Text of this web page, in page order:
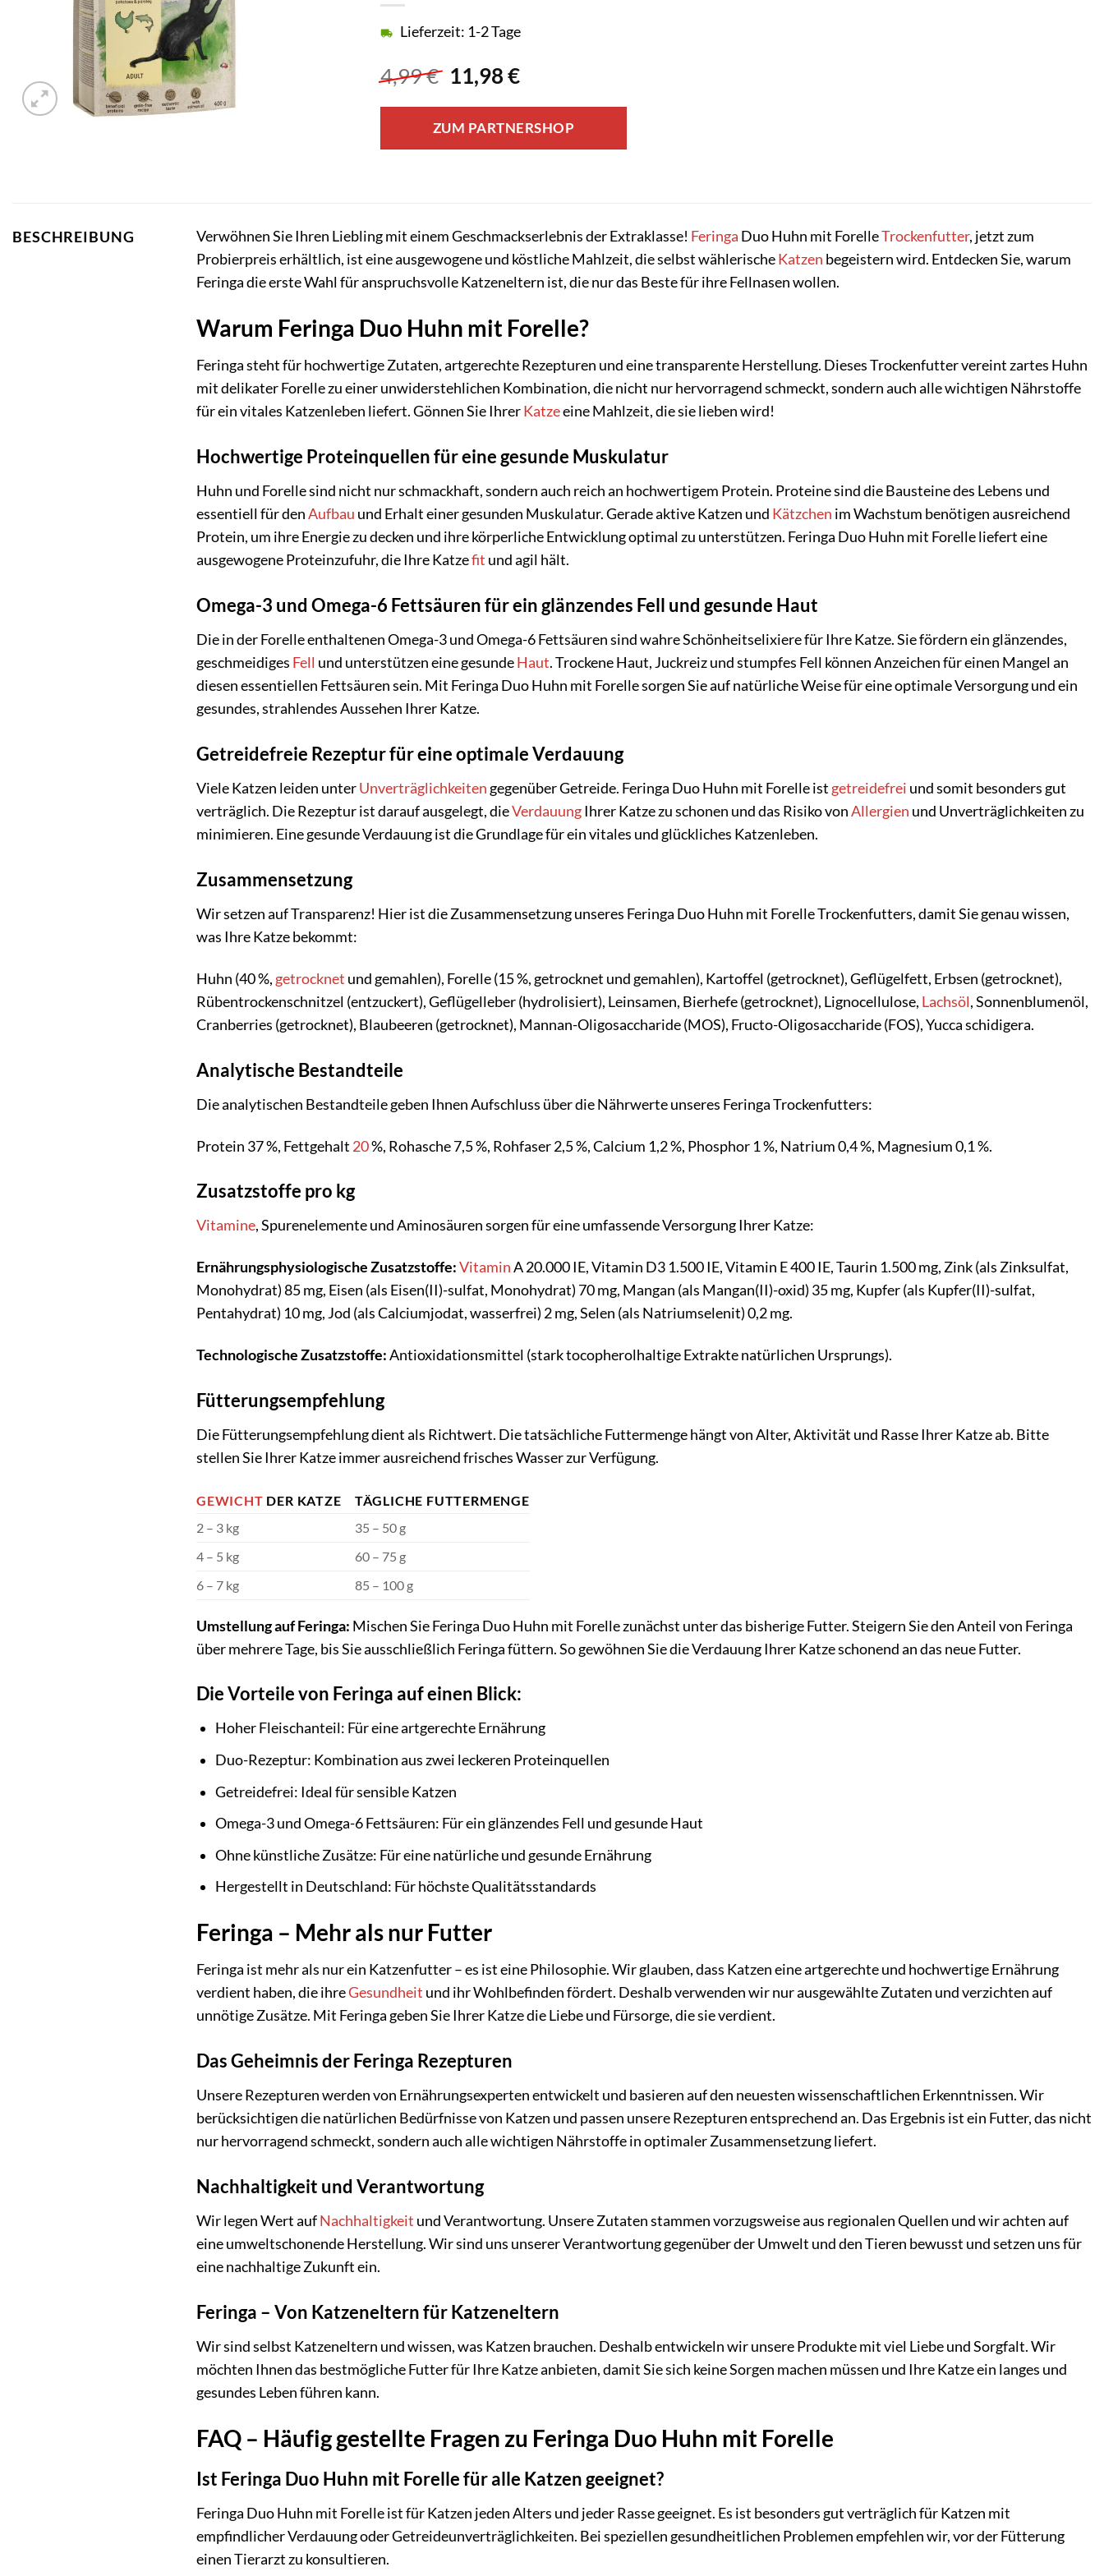
4,99€ Ursprünglicher
Preis
war:
4,99 €
11,98€Aktueller
ist:
11,98 €.
Lieferzeit: 1-2 Tage
ZUM PARTNERSHOP
BESCHREIBUNG Verwöhnen Sie Ihren Liebling mit einem Geschmackserlebnis der Extraklasse! Feringa Duo Huhn mit ForelleTrockenfutter, jetzt zum
Probierpreis erhältlich, ist eine ausgewogene und köstliche Mahlzeit, die selbst wählerischeKatzen begeistern wird. Entdecken Sie, warum
Feringa die erste Wahl für anspruchsvolle Katzeneltern ist, die nur das Beste für ihre Fellnasen wollen.
Warum Feringa Duo Huhn mit Forelle?
Feringa steht für hochwertige Zutaten, artgerechte Rezepturen und eine transparente Herstellung. Dieses Trockenfutter vereint zartes Huhn
mit delikater Forelle zu einer unwiderstehlichen Kombination, die nicht nur hervorragend schmeckt, sondern auch alle wichtigen Nährstoffe
für ein vitales Katzenleben liefert. Gönnen Sie IhrerKatzeeine Mahlzeit, die sie lieben wird!
Hochwertige Proteinquellen für eine gesunde Muskulatur
Huhn und Forelle sind nicht nur schmackhaft, sondern auch reich an hochwertigem Protein. Proteine sind die Bausteine des Lebens und
essentiell für denAufbau und Erhalt einer gesunden Muskulatur. Gerade aktive Katzen und Kätzchen im Wachstum benötigen ausreichend
Protein, um ihre Energie zu decken und ihre körperliche Entwicklung optimal zu unterstützen. Feringa Duo Huhn mit Forelle liefert eine
ausgewogene Proteinzufuhr, die Ihre Katzefit und agil hält.
Omega-3 und Omega-6 Fettsäuren für ein glänzendes Fell und gesunde Haut
Die in der Forelle enthaltenen Omega-3 und Omega-6 Fettsäuren sind wahre Schönheitselixiere für Ihre Katze. Sie fördern ein glänzendes,
geschmeidiges Fell und unterstützen eine gesundeHaut. Trockene Haut, Juckreiz und stumpfes Fell können Anzeichen für einen Mangel an
diesen essentiellen Fettsäuren sein. Mit Feringa Duo Huhn mit Forelle sorgen Sie auf natürliche Weise für eine optimale Versorgung und ein
gesundes, strahlendes Aussehen Ihrer Katze.
Getreidefreie Rezeptur für eine optimale Verdauung
Viele Katzen leiden unterUnverträglichkeiten gegenüber Getreide. Feringa Duo Huhn mit Forelle ist getreidefrei und somit besonders gut
verträglich. Die Rezeptur ist darauf ausgelegt, dieVerdauungIhrer Katze zu schonen und das Risiko vonAllergien und Unverträglichkeiten zu
minimieren. Eine gesunde Verdauung ist die Grundlage für ein vitales und glückliches Katzenleben.
Zusammensetzung
Wir setzen auf Transparenz! Hier ist die Zusammensetzung unseres Feringa Duo Huhn mit Forelle Trockenfutters, damit Sie genau wissen,
was Ihre Katze bekommt:
Huhn (40 %, getrocknet und gemahlen), Forelle (15 %, getrocknet und gemahlen), Kartoffel (getrocknet), Geflügelfett, Erbsen (getrocknet),
Rübentrockenschnitzel (entzuckert), Geflügelleber (hydrolisiert), Leinsamen, Bierhefe (getrocknet), Lignocellulose, Lachsöl, Sonnenblumenöl,
Cranberries (getrocknet), Blaubeeren (getrocknet), Mannan-Oligosaccharide (MOS), Fructo-Oligosaccharide (FOS), Yucca schidigera.
Analytische Bestandteile
Die analytischen Bestandteile geben Ihnen Aufschluss über die Nährwerte unseres Feringa Trockenfutters:
Protein 37 %, Fettgehalt 20%, Rohasche 7,5 %, Rohfaser 2,5 %, Calcium 1,2 %, Phosphor 1 %, Natrium 0,4 %, Magnesium 0,1 %.
Zusatzstoffe pro kg
Vitamine, Spurenelemente und Aminosäuren sorgen für eine umfassende Versorgung Ihrer Katze:
Ernährungsphysiologische Zusatzstoffe:VitaminA 20.000 IE, Vitamin D3 1.500 IE, Vitamin E 400 IE, Taurin 1.500 mg, Zink (als Zinksulfat,
Monohydrat) 85 mg, Eisen (als Eisen(II)-sulfat, Monohydrat) 70 mg, Mangan (als Mangan(II)-oxid) 35 mg, Kupfer (als Kupfer(II)-sulfat,
Pentahydrat) 10 mg, Jod (als Calciumjodat, wasserfrei) 2 mg, Selen (als Natriumselenit) 0,2 mg.
Technologische Zusatzstoffe:Antioxidationsmittel (stark tocopherolhaltige Extrakte natürlichen Ursprungs).
Fütterungsempfehlung
Die Fütterungsempfehlung dient als Richtwert. Die tatsächliche Futtermenge hängt von Alter, Aktivität und Rasse Ihrer Katze ab. Bitte
stellen Sie Ihrer Katze immer ausreichend frisches Wasser zur Verfügung.
GEWICHT DER KATZE
TÄGLICHE FUTTERMENGE
2 – 3 kg
35 – 50 g
4 – 5 kg
60 – 75 g
6 – 7 kg
85 – 100 g
Umstellung auf Feringa: Mischen Sie Feringa Duo Huhn mit Forelle zunächst unter das bisherige Futter. Steigern Sie den Anteil von Feringa
über mehrere Tage, bis Sie ausschließlich Feringa füttern. So gewöhnen Sie die Verdauung Ihrer Katze schonend an das neue Futter.
Die Vorteile von Feringa auf einen Blick:
Hoher Fleischanteil: Für eine artgerechte Ernährung
Duo-Rezeptur: Kombination aus zwei leckeren Proteinquellen
Getreidefrei: Ideal für sensible Katzen
Omega-3 und Omega-6 Fettsäuren: Für ein glänzendes Fell und gesunde Haut
Ohne künstliche Zusätze: Für eine natürliche und gesunde Ernährung
Hergestellt in Deutschland: Für höchste Qualitätsstandards
Feringa – Mehr als nur Futter
Feringa ist mehr als nur ein Katzenfutter – es ist eine Philosophie. Wir glauben, dass Katzen eine artgerechte und hochwertige Ernährung
verdient haben, die ihreGesundheit und ihr Wohlbefinden fördert. Deshalb verwenden wir nur ausgewählte Zutaten und verzichten auf
unnötige Zusätze. Mit Feringa geben Sie Ihrer Katze die Liebe und Fürsorge, die sie verdient.
Das Geheimnis der Feringa Rezepturen
Unsere Rezepturen werden von Ernährungsexperten entwickelt und basieren auf den neuesten wissenschaftlichen Erkenntnissen. Wir
berücksichtigen die natürlichen Bedürfnisse von Katzen und passen unsere Rezepturen entsprechend an. Das Ergebnis ist ein Futter, das nicht
nur hervorragend schmeckt, sondern auch alle wichtigen Nährstoffe in optimaler Zusammensetzung liefert.
Nachhaltigkeit und Verantwortung
Wir legen Wert aufNachhaltigkeit und Verantwortung. Unsere Zutaten stammen vorzugsweise aus regionalen Quellen und wir achten auf
eine umweltschonende Herstellung. Wir sind uns unserer Verantwortung gegenüber der Umwelt und den Tieren bewusst und setzen uns für
eine nachhaltige Zukunft ein.
Feringa – Von Katzeneltern für Katzeneltern
Wir sind selbst Katzeneltern und wissen, was Katzen brauchen. Deshalb entwickeln wir unsere Produkte mit viel Liebe und Sorgfalt. Wir
möchten Ihnen das bestmögliche Futter für Ihre Katze anbieten, damit Sie sich keine Sorgen machen müssen und Ihre Katze ein langes und
gesundes Leben führen kann.
FAQ – Häufig gestellte Fragen zu Feringa Duo Huhn mit Forelle
Ist Feringa Duo Huhn mit Forelle für alle Katzen geeignet?
Feringa Duo Huhn mit Forelle ist für Katzen jeden Alters und jeder Rasse geeignet. Es ist besonders gut verträglich für Katzen mit
empfindlicher Verdauung oder Getreideunverträglichkeiten. Bei speziellen gesundheitlichen Problemen empfehlen wir, vor der Fütterung
einen Tierarzt zu konsultieren.